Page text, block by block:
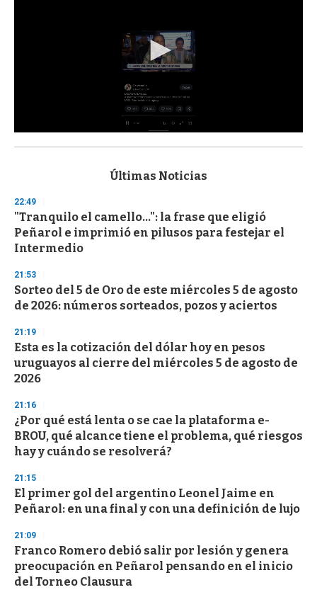
s
d
s
o
f
3
s
e
c
o
d
s
Últimas Noticias
22:49
"Tranquilo el camello...": la frase que eligió
Peñarol e imprimió en pilusos para festejar el
Intermedio
21:53
Sorteo del 5 de Oro de este miércoles 5 de agosto
de 2026: números sorteados, pozos y aciertos
21:19
Esta es la cotización del dólar hoy en pesos
uruguayos al cierre del miércoles 5 de agosto de
2026
21:16
¿Por qué está lenta o se cae la plataforma e-
BROU, qué alcance tiene el problema, qué riesgos
hay y cuándo se resolverá?
21:15
El primer gol del argentino Leonel Jaime en
Peñarol: en una final y con una definición de lujo
21:09
Franco Romero debió salir por lesión y genera
preocupación en Peñarol pensando en el inicio
del Torneo Clausura